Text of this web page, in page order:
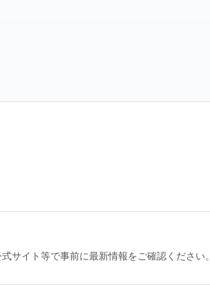
サイト等で事前に最新情報をご確認ください。